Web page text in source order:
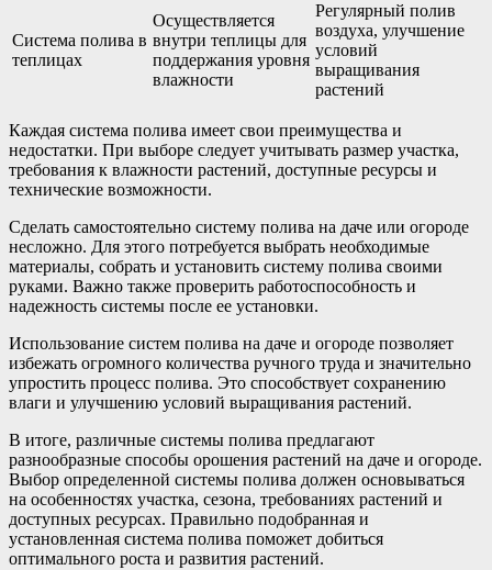
Система полива в
теплицах
Осуществляется
внутри теплицы для
поддержания уровня
влажности
Регулярный полив
воздуха, улучшение
условий
выращивания
растений
Каждая система полива имеет свои преимущества и
недостатки. При выборе следует учитывать размер участка,
требования к влажности растений, доступные ресурсы и
технические возможности.
Сделать самостоятельно систему полива на даче или огороде
несложно. Для этого потребуется выбрать необходимые
материалы, собрать и установить систему полива своими
руками. Важно также проверить работоспособность и
надежность системы после ее установки.
Использование систем полива на даче и огороде позволяет
избежать огромного количества ручного труда и значительно
упростить процесс полива. Это способствует сохранению
влаги и улучшению условий выращивания растений.
В итоге, различные системы полива предлагают
разнообразные способы орошения растений на даче и огороде.
Выбор определенной системы полива должен основываться
на особенностях участка, сезона, требованиях растений и
доступных ресурсах. Правильно подобранная и
установленная система полива поможет добиться
оптимального роста и развития растений.